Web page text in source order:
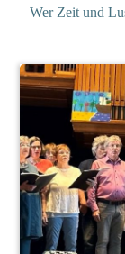
Wer Zeit und